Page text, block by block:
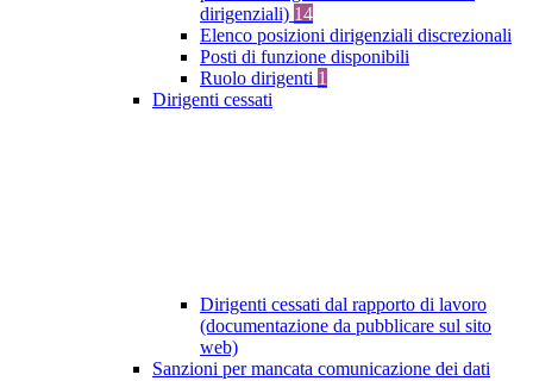
dirigenziali) 14
Elenco posizioni dirigenziali discrezionali
Posti di funzione disponibili
Ruolo dirigenti 1
Dirigenti cessati
Dirigenti cessati dal rapporto di lavoro
(documentazione da pubblicare sul sito
web)
Sanzioni per mancata comunicazione dei dati